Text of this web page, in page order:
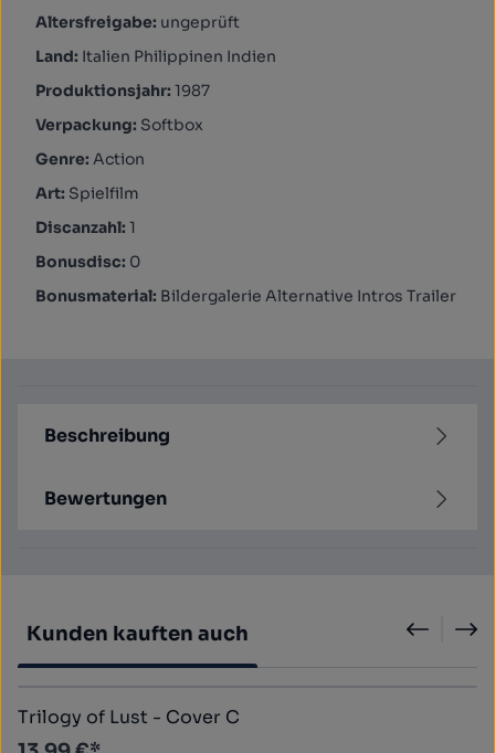
Altersfreigabe: ungeprüft
Land: Italien Philippinen Indien
Produktionsjahr: 1987
Verpackung: Softbox
Genre: Action
Art: Spielfilm
Discanzahl: 1
Bonusdisc: 0
Bonusmaterial: Bildergalerie Alternative Intros Trailer
Beschreibung
Bewertungen
Kunden kauften auch
Trilogy of Lust - Cover C